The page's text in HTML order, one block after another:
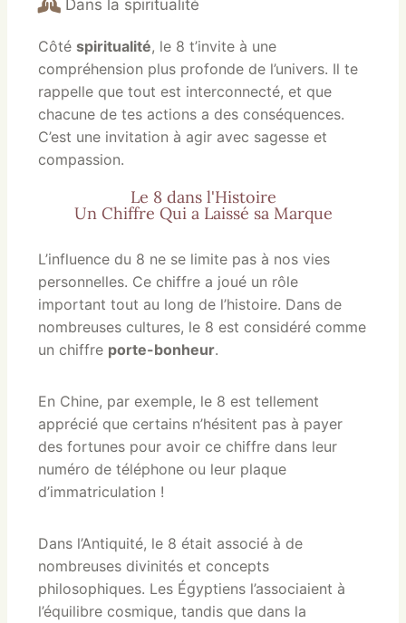
Dans la spiritualité
Côté spiritualité, le 8 t’invite à une
compréhension plus profonde de l’univers. Il te
rappelle que tout est interconnecté, et que
chacune de tes actions a des conséquences.
C’est une invitation à agir avec sagesse et
compassion.
Le 8 dans l'Histoire
Un Chiffre Qui a Laissé sa Marque
L’influence du 8 ne se limite pas à nos vies
personnelles. Ce chiffre a joué un rôle
important tout au long de l’histoire. Dans de
nombreuses cultures, le 8 est considéré comme
un chiffre porte-bonheur.
En Chine, par exemple, le 8 est tellement
apprécié que certains n’hésitent pas à payer
des fortunes pour avoir ce chiffre dans leur
numéro de téléphone ou leur plaque
d’immatriculation !
Dans l’Antiquité, le 8 était associé à de
nombreuses divinités et concepts
philosophiques. Les Égyptiens l’associaient à
l’équilibre cosmique, tandis que dans la